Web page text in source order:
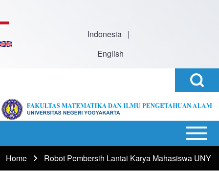
Indonesia |
English
Search
Block
navigation
Open or
Close
horizontal
Breadcrumb
Home Robot Pembersih Lantai Karya Mahasiswa UNY